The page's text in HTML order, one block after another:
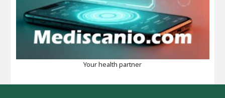
Your health partner